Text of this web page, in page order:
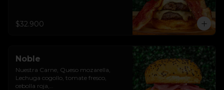
$32.900
Noble
Nuestra Carne, Queso mozarella,
Lechuga cogollo, tomate fresco,
cebolla roja,